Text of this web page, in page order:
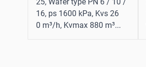
25, Wafer type PN 6 / 10 /
16, ps 1600 kPa, Kvs 26
0 m³/h, Kvmax 880 m³...